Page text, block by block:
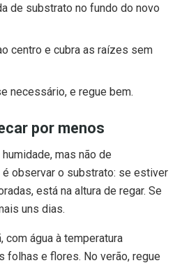
de substrato no fundo do novo
centro e cubra as raízes sem
necessário, e regue bem.
por menos
mas não de
é observar o substrato: se estiver
está na altura de regar. Se
uns dias.
com água à temperatura
folhas e flores. No verão, regue